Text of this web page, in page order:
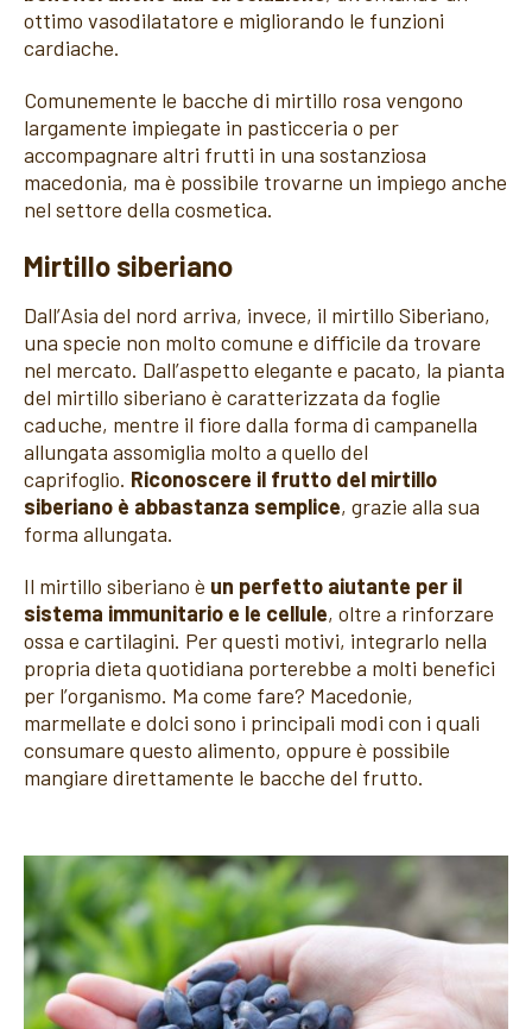
ottimo vasodilatatore e migliorando le funzioni
cardiache.
Comunemente le bacche di mirtillo rosa vengono
largamente impiegate in pasticceria o per
accompagnare altri frutti in una sostanziosa
macedonia, ma è possibile trovarne un impiego anche
nel settore della cosmetica.
Mirtillo siberiano
Dall’Asia del nord arriva, invece, il mirtillo Siberiano,
una specie non molto comune e difficile da trovare
nel mercato. Dall’aspetto elegante e pacato, la pianta
del mirtillo siberiano è caratterizzata da foglie
caduche, mentre il fiore dalla forma di campanella
allungata assomiglia molto a quello del
caprifoglio. Riconoscere il frutto del mirtillo
siberiano è abbastanza semplice, grazie alla sua
forma allungata.
Il mirtillo siberiano è un perfetto aiutante per il
sistema immunitario e le cellule, oltre a rinforzare
ossa e cartilagini. Per questi motivi, integrarlo nella
propria dieta quotidiana porterebbe a molti benefici
per l’organismo. Ma come fare? Macedonie,
marmellate e dolci sono i principali modi con i quali
consumare questo alimento, oppure è possibile
mangiare direttamente le bacche del frutto.